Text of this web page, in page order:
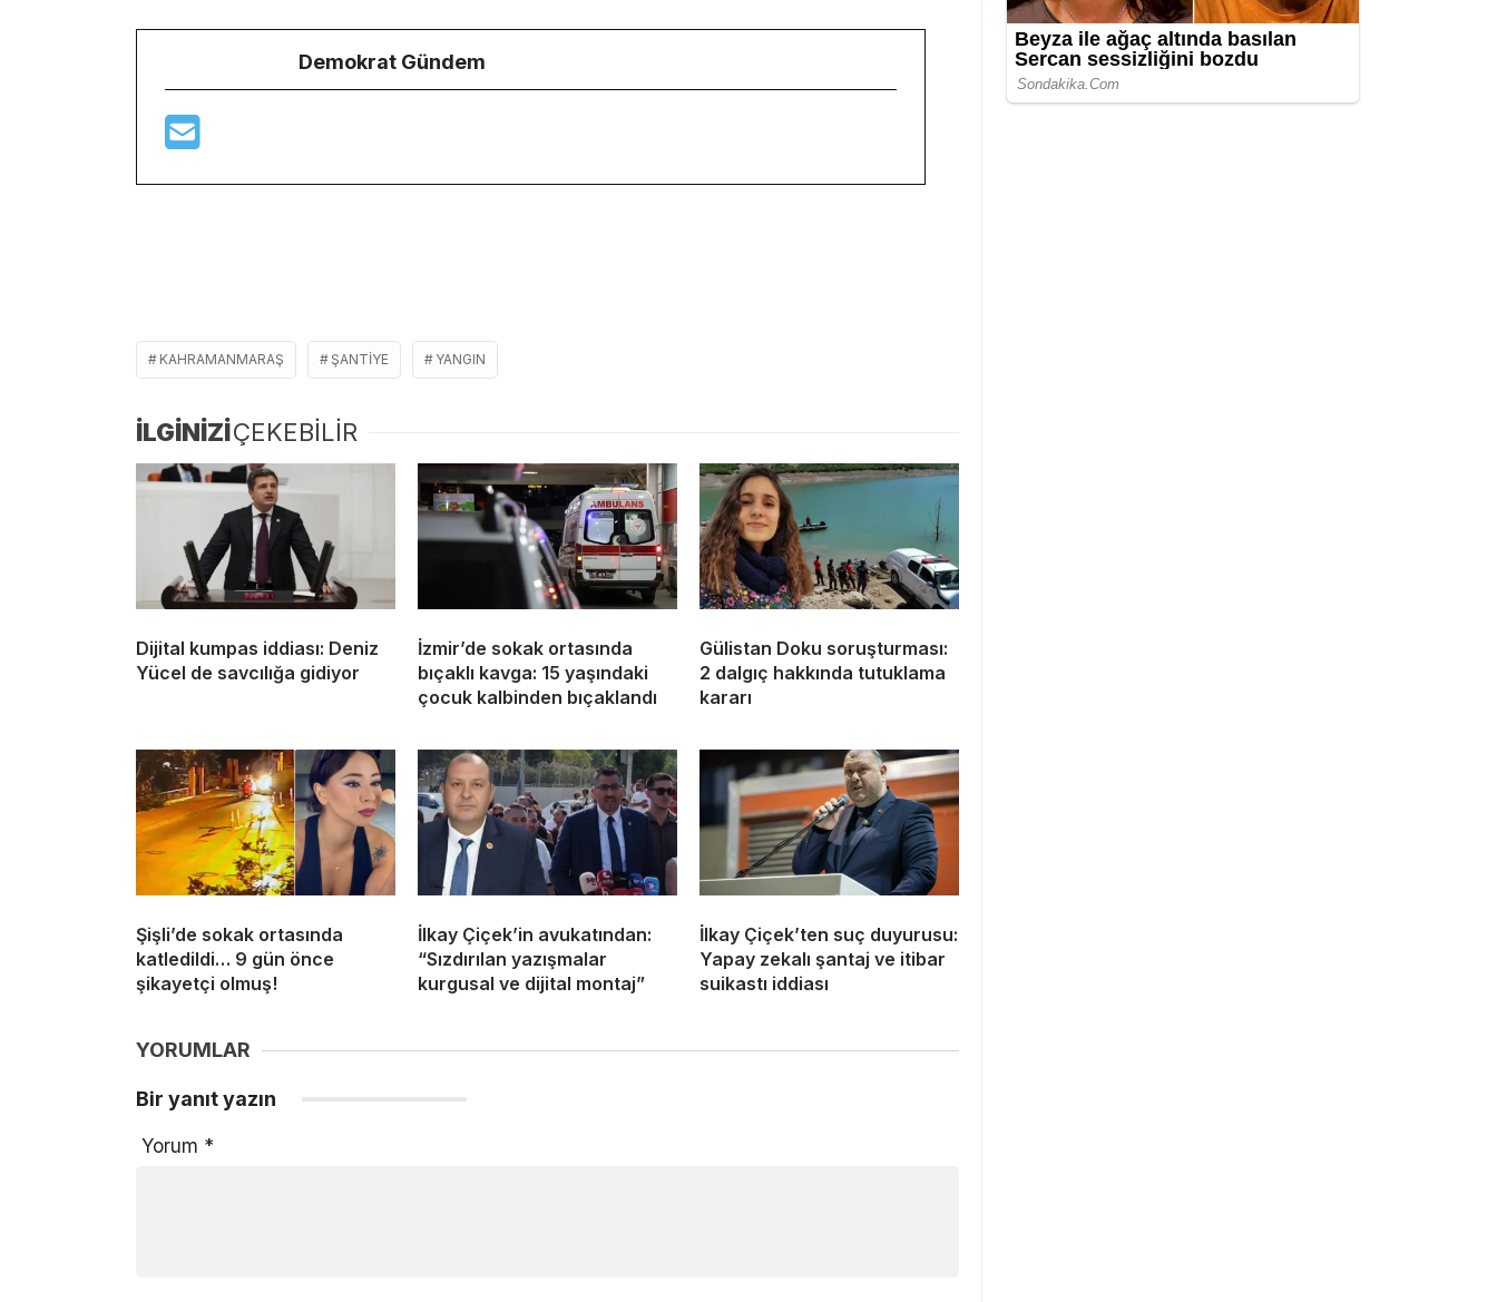
Demokrat Gündem
KAHRAMANMARAŞ ŞANTIYE YANGIN
İLGİNİZİÇEKEBİLİR
Dijital kumpas iddiası: Deniz
Yücel de savcılığa gidiyor
İzmir’de sokak ortasında
bıçaklı kavga: 15 yaşındaki
çocuk kalbinden bıçaklandı
Gülistan Doku soruşturması:
2 dalgıç hakkında tutuklama
kararı
Şişli’de sokak ortasında
katledildi… 9 gün önce
şikayetçi olmuş!
İlkay Çiçek’in avukatından:
“Sızdırılan yazışmalar
kurgusal ve dijital montaj”
İlkay Çiçek’ten suç duyurusu:
Yapay zekalı şantaj ve itibar
suikastı iddiası
YORUMLAR
Bir yanıt yazın
Yorum *